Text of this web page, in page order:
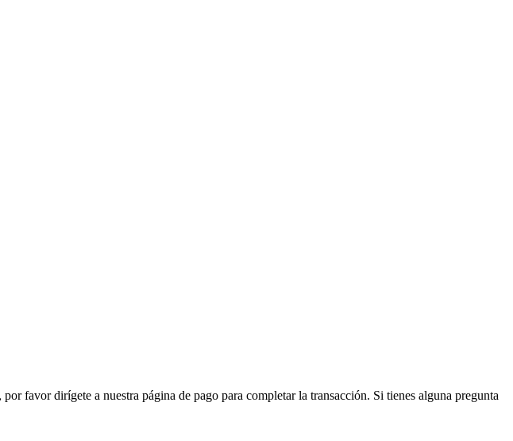
favor dirígete a nuestra página de pago para completar la transacción. Si tienes alguna pregunta